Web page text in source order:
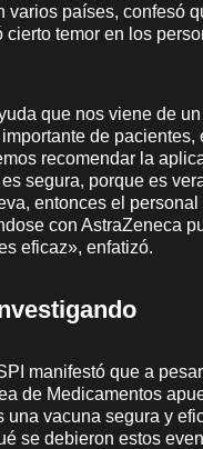
varios países, confesó
cierto temor en los
que nos viene de
de pacientes,
recomendar la
segura, porque es
entonces el
con AstraZeneca
eficaz», enfatizó.
manifestó que a
de Medicamentos
una vacuna segura y
se debieron estos